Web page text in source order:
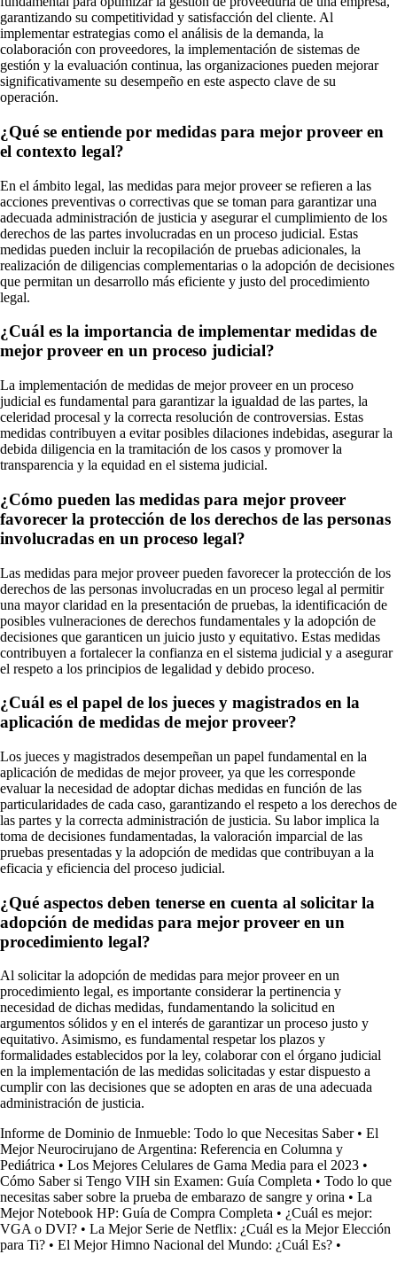
garantizando su competitividad y satisfacción del cliente. Al
implementar estrategias como el análisis de la demanda, la
colaboración con proveedores, la implementación de sistemas de
gestión y la evaluación continua, las organizaciones pueden mejorar
significativamente su desempeño en este aspecto clave de su
operación.
¿Qué se entiende por medidas para mejor proveer en
el contexto legal?
En el ámbito legal, las medidas para mejor proveer se refieren a las
acciones preventivas o correctivas que se toman para garantizar una
adecuada administración de justicia y asegurar el cumplimiento de los
derechos de las partes involucradas en un proceso judicial. Estas
medidas pueden incluir la recopilación de pruebas adicionales, la
realización de diligencias complementarias o la adopción de decisiones
que permitan un desarrollo más eficiente y justo del procedimiento
legal.
¿Cuál es la importancia de implementar medidas de
mejor proveer en un proceso judicial?
La implementación de medidas de mejor proveer en un proceso
judicial es fundamental para garantizar la igualdad de las partes, la
celeridad procesal y la correcta resolución de controversias. Estas
medidas contribuyen a evitar posibles dilaciones indebidas, asegurar la
debida diligencia en la tramitación de los casos y promover la
transparencia y la equidad en el sistema judicial.
¿Cómo pueden las medidas para mejor proveer
favorecer la protección de los derechos de las personas
involucradas en un proceso legal?
Las medidas para mejor proveer pueden favorecer la protección de los
derechos de las personas involucradas en un proceso legal al permitir
una mayor claridad en la presentación de pruebas, la identificación de
posibles vulneraciones de derechos fundamentales y la adopción de
decisiones que garanticen un juicio justo y equitativo. Estas medidas
contribuyen a fortalecer la confianza en el sistema judicial y a asegurar
el respeto a los principios de legalidad y debido proceso.
¿Cuál es el papel de los jueces y magistrados en la
aplicación de medidas de mejor proveer?
Los jueces y magistrados desempeñan un papel fundamental en la
aplicación de medidas de mejor proveer, ya que les corresponde
evaluar la necesidad de adoptar dichas medidas en función de las
particularidades de cada caso, garantizando el respeto a los derechos de
las partes y la correcta administración de justicia. Su labor implica la
toma de decisiones fundamentadas, la valoración imparcial de las
pruebas presentadas y la adopción de medidas que contribuyan a la
eficacia y eficiencia del proceso judicial.
¿Qué aspectos deben tenerse en cuenta al solicitar la
adopción de medidas para mejor proveer en un
procedimiento legal?
Al solicitar la adopción de medidas para mejor proveer en un
procedimiento legal, es importante considerar la pertinencia y
necesidad de dichas medidas, fundamentando la solicitud en
argumentos sólidos y en el interés de garantizar un proceso justo y
equitativo. Asimismo, es fundamental respetar los plazos y
formalidades establecidos por la ley, colaborar con el órgano judicial
en la implementación de las medidas solicitadas y estar dispuesto a
cumplir con las decisiones que se adopten en aras de una adecuada
administración de justicia.
Informe de Dominio de Inmueble: Todo lo que Necesitas Saber• El
Mejor Neurocirujano de Argentina: Referencia en Columna y
Pediátrica • Los Mejores Celulares de Gama Media para el 2023 •
Cómo Saber si Tengo VIH sin Examen: Guía Completa • Todo lo que
necesitas saber sobre la prueba de embarazo de sangre y orina • La
Mejor Notebook HP: Guía de Compra Completa • ¿Cuál es mejor:
VGA o DVI? • La Mejor Serie de Netflix: ¿Cuál es la Mejor Elección
para Ti? • El Mejor Himno Nacional del Mundo: ¿Cuál Es? •